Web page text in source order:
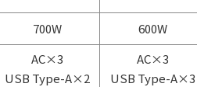
700W 600W
AC×3
USB Type-A×2
AC×3
USB Type-A×3